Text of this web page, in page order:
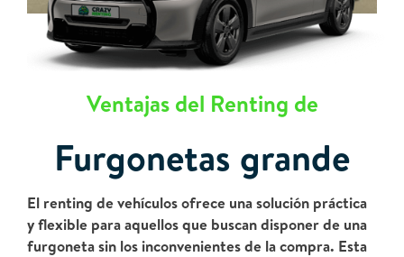
Ventajas del Renting de
Furgonetas grande
El renting de vehículos ofrece una solución práctica
y flexible para aquellos que buscan disponer de una
furgoneta sin los inconvenientes de la compra. Esta